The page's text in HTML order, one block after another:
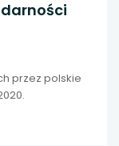
przez polskie